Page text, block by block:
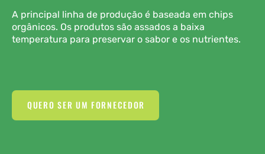
A principal linha de produção é baseada em chips
orgânicos. Os produtos são assados a baixa
temperatura para preservar o sabor e os nutrientes.
QUERO SER UM FORNECEDOR